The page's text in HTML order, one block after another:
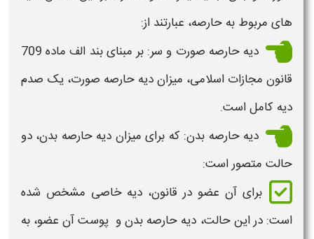
های مربوط به حارصه، عبارتند از:
دیه حارصه صورت و سر
: بر مبنای بند الف ماده 709
قانون مجازات اسلامی، میزاندیه حارصه صورت، یک صدم
دیه کامل است.
دیه حارصه بدن: که برای میزان دیه حارصه بدن، دو
حالت متصور است:
برای آن عضو در قانون، دیه خاصی مشخص شده
است: در این حالت، دیه حارصه بدنو پوست آن عضو، به